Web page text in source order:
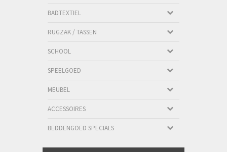
BADTEXTIEL
RUGZAK / TASSEN
SCHOOL
SPEELGOED
MEUBEL
ACCESSOIRES
BEDDENGOED SPECIALS